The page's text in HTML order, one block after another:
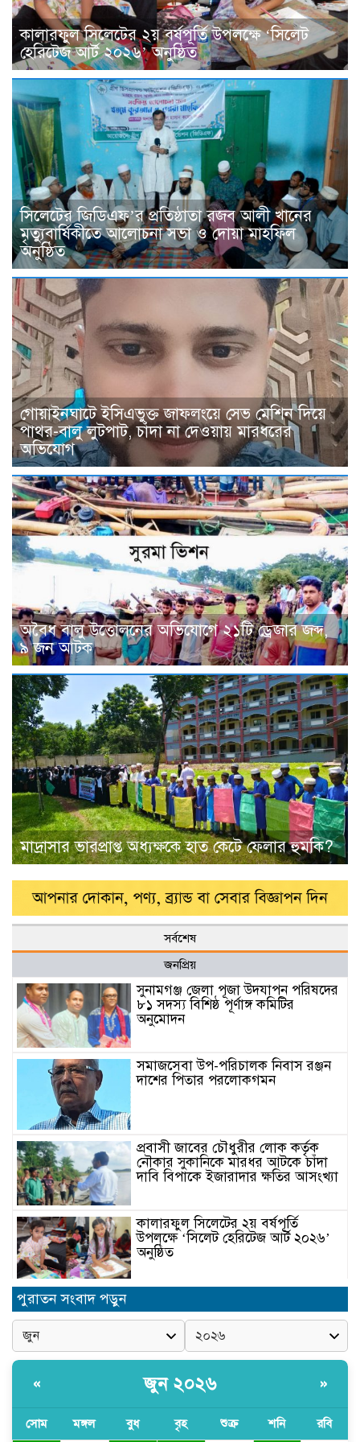
কালারফুল সিলেটের ২য় বর্ষপূর্তি উপলক্ষে ‘সিলেট
হেরিটেজ আর্ট ২০২৬’ অনুষ্ঠিত
সিলেটের জিডিএফ’র প্রতিষ্ঠাতা রজব আলী খানের
মৃত্যুবার্ষিকীতে আলোচনা সভা ও দোয়া মাহফিল
অনুষ্ঠিত
গোয়াইনঘাটে ইসিএভুক্ত জাফলংয়ে সেভ মেশিন দিয়ে
পাথর-বালু লুটপাট, চাঁদা না দেওয়ায় মারধরের
অভিযোগ
অবৈধ বালু উত্তোলনের অভিযোগে ২১টি ড্রেজার জব্দ,
৯ জন আটক
মাদ্রাসার ভারপ্রাপ্ত অধ্যক্ষকে হাত কেটে ফেলার হুমকি?
সর্বশেষ
জনপ্রিয়
সুনামগঞ্জ জেলা পূজা উদযাপন পরিষদের
৮১ সদস্য বিশিষ্ঠ পূর্ণাঙ্গ কমিটির
অনুমোদন
সমাজসেবা উপ-পরিচালক নিবাস রঞ্জন
দাশের পিতার পরলোকগমন
প্রবাসী জাবের চৌধুরীর লোক কর্তৃক
নৌকার সুকানিকে মারধর আটকে চাঁদা
দাবি বিপাকে ইজারাদার ক্ষতির আসংখ্যা
কালারফুল সিলেটের ২য় বর্ষপূর্তি
উপলক্ষে ‘সিলেট হেরিটেজ আর্ট ২০২৬’
অনুষ্ঠিত
আলী খানের মৃত্যুবার্ষিকীতে আলোচনা
সভা ও দোয়া মাহফিল অনুষ্ঠিত
Understanding reverse gamstop
risks, rules, and how it works
পুরাতন সংবাদ পড়ুন
« জুন ২০২৬ »
সোম মঙ্গল বুধ বৃহ শুক্র শনি রবি